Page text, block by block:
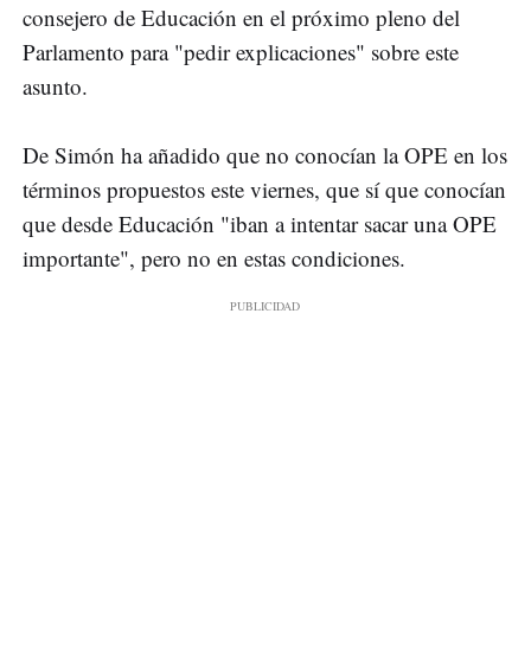
consejero de Educación en el próximo pleno del
Parlamento para "pedir explicaciones" sobre este
asunto.
De Simón ha añadido que no conocían la OPE en los
términos propuestos este viernes, que sí que conocían
que desde Educación "iban a intentar sacar una OPE
importante", pero no en estas condiciones.